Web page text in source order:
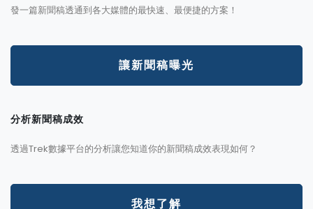
發一篇新聞稿透通到各大媒體的最快速、最便捷的方案！
讓新聞稿曝光
分析新聞稿成效
透過Trek數據平台的分析讓您知道你的新聞稿成效表現如何？
我想了解